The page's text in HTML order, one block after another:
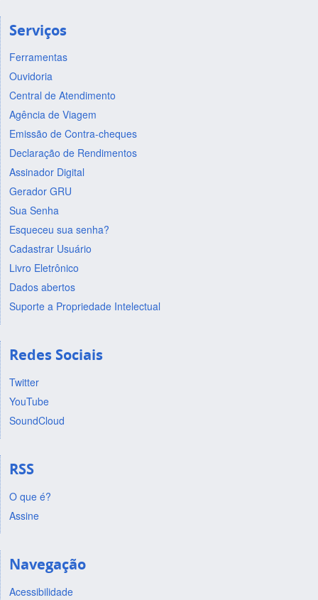
Serviços
Ferramentas
Ouvidoria
Central de Atendimento
Agência de Viagem
Emissão de Contra-cheques
Declaração de Rendimentos
Assinador Digital
Gerador GRU
Sua Senha
Esqueceu sua senha?
Cadastrar Usuário
Livro Eletrônico
Dados abertos
Suporte a Propriedade Intelectual
Redes Sociais
Twitter
YouTube
SoundCloud
RSS
O que é?
Assine
Navegação
Acessibilidade